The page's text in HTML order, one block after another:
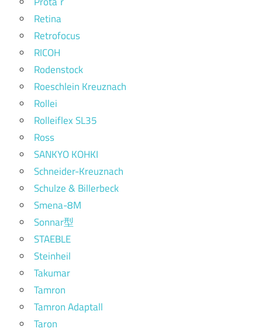
Retina
Retrofocus
RICOH
Rodenstock
Roeschlein Kreuznach
Rollei
Rolleiflex SL35
Ross
SANKYO KOHKI
Schneider-Kreuznach
Schulze & Billerbeck
Smena-8M
Sonnar型
STAEBLE
Steinheil
Takumar
Tamron
Tamron Adaptall
Taron